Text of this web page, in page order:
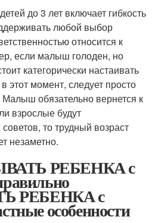
до 3 лет включает гибкость
любой выбор
относится к
если малыш голоден, но
категорически настаивать
момент, следует просто
Малыш обязательно вернется к
взрослые будут
то трудный возраст
незаметно.
РЕБЕНКА с
РЕБЕНКА с
особенности